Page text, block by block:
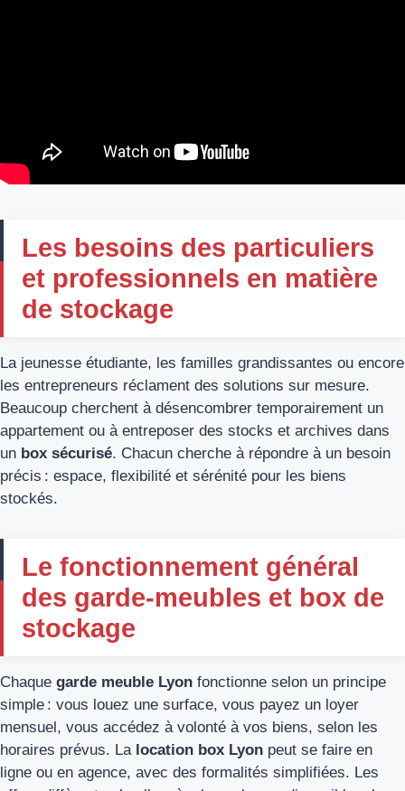
Les besoins des particuliers
et professionnels en matière
de stockage
La jeunesse étudiante, les familles grandissantes ou encore
les entrepreneurs réclament des solutions sur mesure.
Beaucoup cherchent à désencombrer temporairement un
appartement ou à entreposer des stocks et archives dans
un box sécurisé. Chacun cherche à répondre à un besoin
précis : espace, flexibilité et sérénité pour les biens
stockés.
Le fonctionnement général
des garde-meubles et box de
stockage
Chaque garde meuble Lyon fonctionne selon un principe
simple : vous louez une surface, vous payez un loyer
mensuel, vous accédez à volonté à vos biens, selon les
horaires prévus. La location box Lyon peut se faire en
ligne ou en agence, avec des formalités simplifiées. Les